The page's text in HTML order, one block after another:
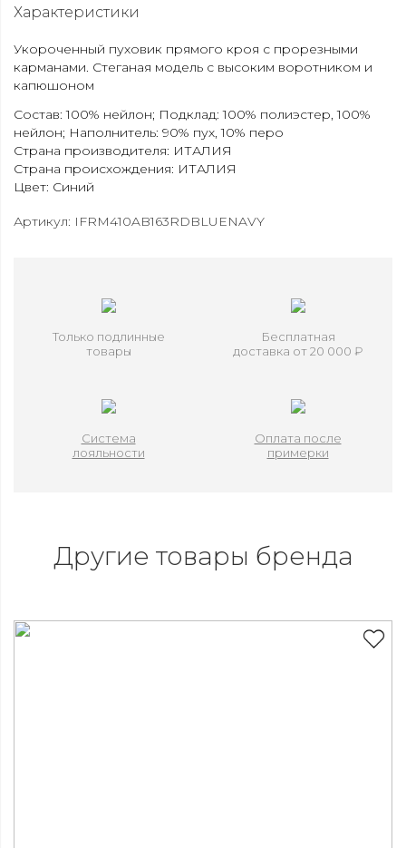
Характеристики
Укороченный пуховик прямого кроя с прорезными
карманами. Стеганая модель с высоким воротником и
капюшоном
Состав: 100% нейлон; Подклад: 100% полиэстер, 100%
нейлон; Наполнитель: 90% пух, 10% перо
Страна производителя: ИТАЛИЯ
Страна происхождения: ИТАЛИЯ
Цвет: Синий
Артикул: IFRM410AB163RDBLUENAVY
Только подлинные
товары
Бесплатная
доставка от 20 000 ₽
Система
лояльности
Оплата после
примерки
Другие товары бренда